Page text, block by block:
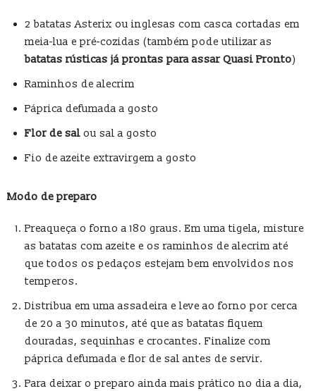
2 batatas Asterix ou inglesas com casca cortadas em
meia-lua e pré-cozidas (também pode utilizar as
batatas rústicas já prontas para assar Quasi Pronto)
Raminhos de alecrim
Páprica defumada a gosto
Flor de sal ou sal a gosto
Fio de azeite extravirgem a gosto
Modo de preparo
Preaqueça o forno a 180 graus. Em uma tigela, misture
as batatas com azeite e os raminhos de alecrim até
que todos os pedaços estejam bem envolvidos nos
temperos.
Distribua em uma assadeira e leve ao forno por cerca
de 20 a 30 minutos, até que as batatas fiquem
douradas, sequinhas e crocantes. Finalize com
páprica defumada e flor de sal antes de servir.
Para deixar o preparo ainda mais prático no dia a dia,